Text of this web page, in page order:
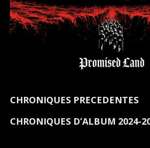
CHRONIQUES PRECEDENTES
CHRONIQUES D’ALBUM 2024-